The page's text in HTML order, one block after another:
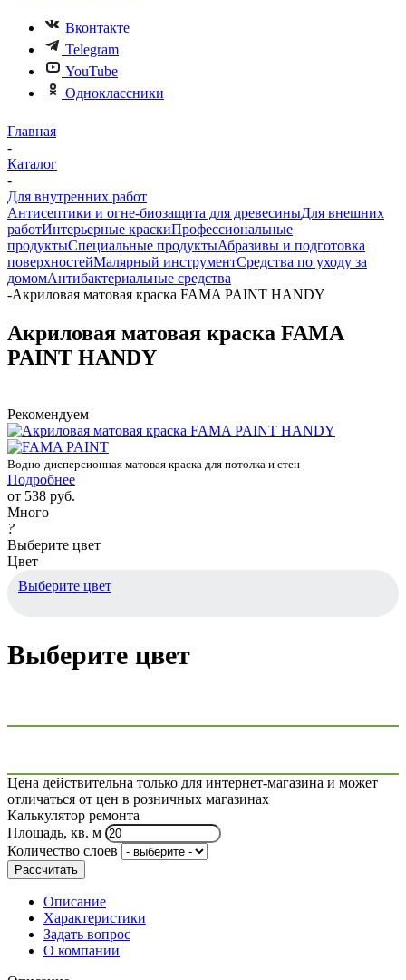
Вконтакте
Telegram
YouTube
Одноклассники
Главная
-
Каталог
-
Для внутренних работ
Антисептики и огне-биозащита для древесиныДля внешних
работИнтерьерные краскиПрофессиональные
продуктыСпециальные продуктыАбразивы и подготовка
поверхностейМалярный инструментСредства по уходу за
домомАнтибактериальные средства
-Акриловая матовая краска FAMA PAINT HANDY
Акриловая матовая краска FAMA
PAINT HANDY
Рекомендуем
Водно-дисперсионная матовая краска для потолка и стен
Подробнее
от 538 руб.
Много
?
Выберите цвет
Цвет
Выберите цвет
Выберите цвет
Цена действительна только для интернет-магазина и может
отличаться от цен в розничных магазинах
Калькулятор ремонта
Площадь, кв. м
Количество слоев
Рассчитать
Описание
Характеристики
Задать вопрос
О компании